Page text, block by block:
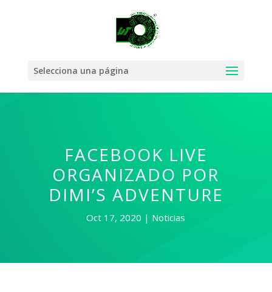
Selecciona una página
FACEBOOK LIVE
ORGANIZADO POR
DIMI’S ADVENTURE
Oct 17, 2020 Noticias